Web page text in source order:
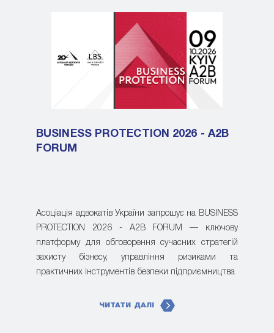
BUSINESS PROTECTION 2026 - A2B
FORUM
Асоціація адвокатів України запрошує на BUSINESS
PROTECTION 2026 - A2B FORUM — ключову
платформу для обговорення сучасних стратегій
захисту бізнесу, управління ризиками та
практичних інструментів безпеки підприємництва
ЧИТАТИ ДАЛІ